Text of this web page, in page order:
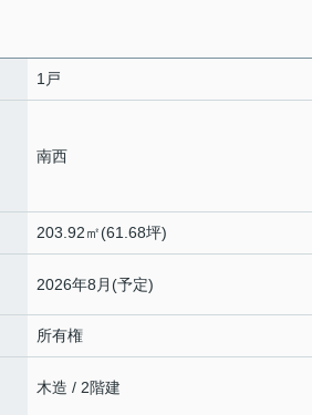
1戸
南西
203.92㎡(61.68坪)
2026年8月(予定)
所有権
木造 / 2階建